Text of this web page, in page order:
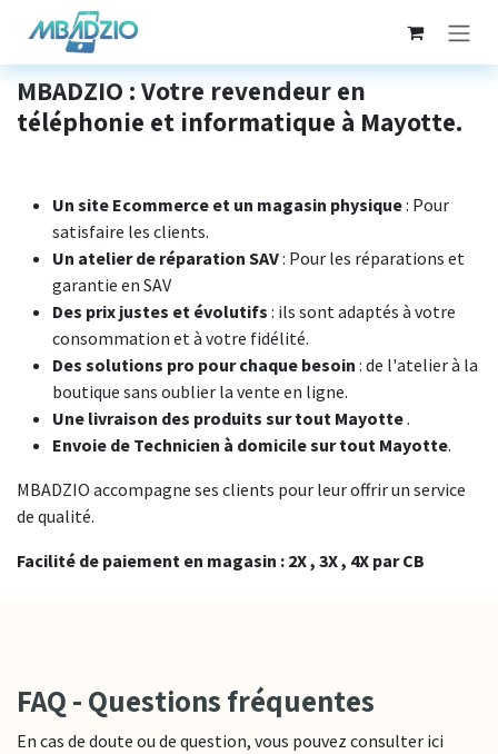
Se rendre au contenu
MBADZIO : Votre revendeur en
téléphonie et informatique à Mayotte.
Un site Ecommerce et un magasin physique: Pour
satisfaire les clients.
Un atelier de réparation SAV: Pour les réparations et
garantie en SAV
Des prix justes et évolutifs : ils sont adaptés à votre
consommation et à votre fidélité.
Des solutions pro pour chaque besoin : de l'atelier à la
boutique sans oublier la vente en ligne.
Une livraison des produits sur tout Mayotte.
Envoie de Technicien à domicile sur tout Mayotte.
MBADZIO accompagne ses clients pour leur offrir un service
de qualité.
Facilité de paiement en magasin : 2X , 3X , 4X par CB
FAQ - Questions fréquentes
En cas de doute ou de question, vous pouvez consulter ici